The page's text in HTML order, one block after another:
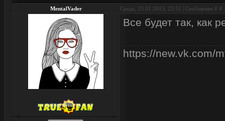
MentalVader Среда, 23.01.2013, 23:51 | Сообщение # 4
Все будет так,
https://new.vk.com/